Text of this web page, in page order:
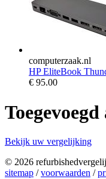
computerzaak.nl
HP EliteBook
€ 95.00
Bekijk uw vergelijking
© 2026
sitemap /voorwaarden /